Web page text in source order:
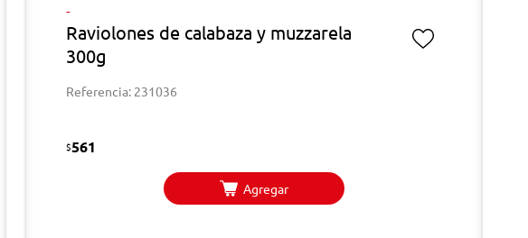
-
Raviolones de calabaza y muzzarela
300g
Referencia: 231036
$561
Agregar